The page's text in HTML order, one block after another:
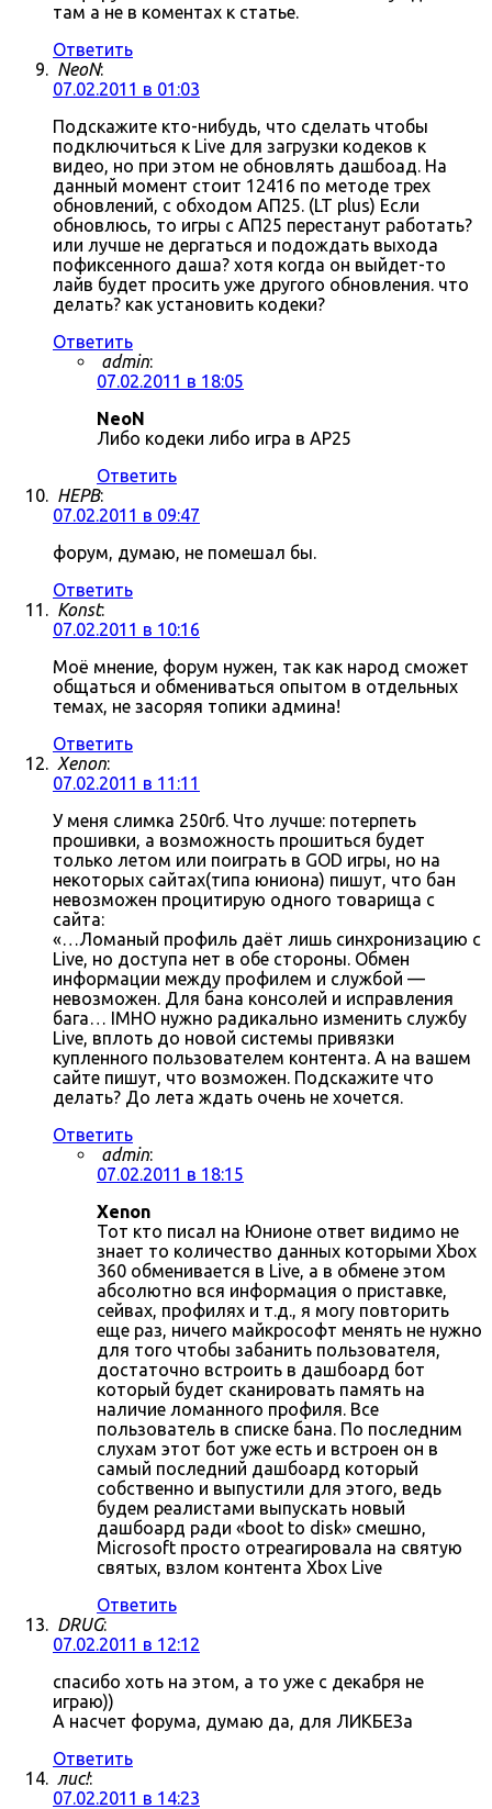
там а не в коментах к статье.
Ответить
NeoN:
07.02.2011 в 01:03
Подскажите кто-нибудь, что сделать чтобы
подключиться к Live для загрузки кодеков к
видео, но при этом не обновлять дашбоад. На
данный момент стоит 12416 по методе трех
обновлений, с обходом АП25. (LT plus) Если
обновлюсь, то игры с АП25 перестанут работать?
или лучше не дергаться и подождать выхода
пофиксенного даша? хотя когда он выйдет-то
лайв будет просить уже другого обновления. что
делать? как установить кодеки?
Ответить
admin:
07.02.2011 в 18:05
NeoN
Либо кодеки либо игра в AP25
Ответить
HEPB:
07.02.2011 в 09:47
форум, думаю, не помешал бы.
Ответить
Konst:
07.02.2011 в 10:16
Моё мнение, форум нужен, так как народ сможет
общаться и обмениваться опытом в отдельных
темах, не засоряя топики админа!
Ответить
Xenon:
07.02.2011 в 11:11
У меня слимка 250гб. Что лучше: потерпеть
прошивки, а возможность прошиться будет
только летом или поиграть в GOD игры, но на
некоторых сайтах(типа юниона) пишут, что бан
невозможен процитирую одного товарища с
сайта:
«…Ломаный профиль даёт лишь синхронизацию с
Live, но доступа нет в обе стороны. Обмен
информации между профилем и службой —
невозможен. Для бана консолей и исправления
бага… IMHO нужно радикально изменить службу
Live, вплоть до новой системы привязки
купленного пользователем контента. А на вашем
сайте пишут, что возможен. Подскажите что
делать? До лета ждать очень не хочется.
Ответить
admin:
07.02.2011 в 18:15
Xenon
Тот кто писал на Юнионе ответ видимо не
знает то количество данных которыми Xbox
360 обменивается в Live, а в обмене этом
абсолютно вся информация о приставке,
сейвах, профилях и т.д., я могу повторить
еще раз, ничего майкрософт менять не нужно
для того чтобы забанить пользователя,
достаточно встроить в дашбоард бот
который будет сканировать память на
наличие ломанного профиля. Все
пользователь в списке бана. По последним
слухам этот бот уже есть и встроен он в
самый последний дашбоард который
собственно и выпустили для этого, ведь
будем реалистами выпускать новый
дашбоард ради «boot to disk» смешно,
Microsoft просто отреагировала на святую
святых, взлом контента Xbox Live
Ответить
DRUG:
07.02.2011 в 12:12
спасибо хоть на этом, а то уже с декабря не
играю))
А насчет форума, думаю да, для ЛИКБЕЗа
Ответить
лис!:
07.02.2011 в 14:23